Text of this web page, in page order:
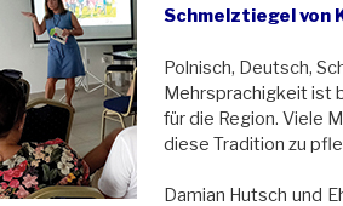
Schmelztiegel von
Polnisch, Deutsch,
Mehrsprachigkeit ist
für die Region. Viele
diese Tradition zu
Damian Hutsch und